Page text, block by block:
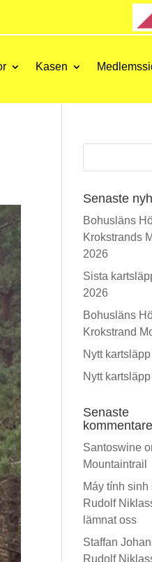
Kasen
Senaste
Bohusläns
Krokstrands
2026
Sista
2026
Bohusläns
Krokstrand
Nytt
Nytt
Senaste
Santoswine
Mountaintrail
Máy tính sinh
Rudolf
lämnat oss
Staffan
Rudolf